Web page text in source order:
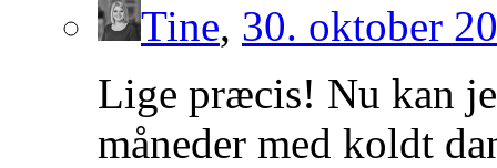
Tine, 30. oktober
Lige præcis! Nu kan
måneder med koldt